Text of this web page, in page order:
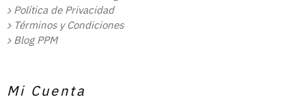
Política de Privacidad
Términos y Condiciones
Blog PPM
Mi Cuenta